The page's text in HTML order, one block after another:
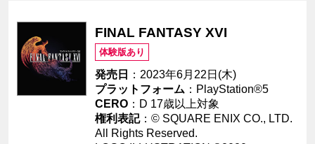
FINAL FANTASY XVI
体験版あり
発売日
：2023年6月22日(木)
プラットフォーム ： PlayStation®5
CERO ：D 17歳以上対象
権利表記：© SQUARE ENIX CO., LTD.
All Rights Reserved.